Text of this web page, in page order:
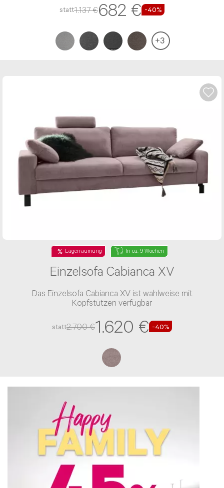
statt1.137 €682 € -40%
+3
Lagerräumung In ca. 9 Wochen
Einzelsofa Cabianca XV
Das Einzelsofa Cabianca XV ist wahlweise mit
Kopfstützen verfügbar
statt2.700 €1.620 € -40%